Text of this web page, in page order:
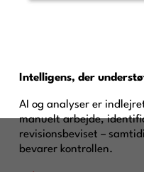
Intelligens, der
AI og analyser er
manuelt arbejde,
revisionsbeviset –
bevarer kontrollen.